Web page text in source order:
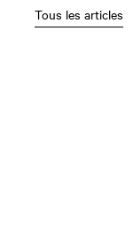
Tous les articles